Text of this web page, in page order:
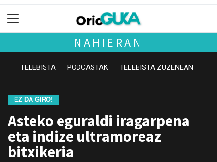
NAHIERAN
TELEBISTA PODCASTAK TELEBISTA ZUZENEAN
EZ DA GIRO!
Asteko eguraldi iragarpena
eta indize ultramoreaz
bitxikeria